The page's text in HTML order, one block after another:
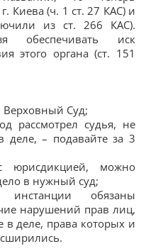
Киева (ч. 1 ст. 27 КАС) и
из ст. 266 КАС).
обеспечивать иск
этого органа (ст. 151
Верховный Суд;
рассмотрел судья, не
– подавайте за 3
можно
в нужный суд;
инстанции обязаны
нарушений прав лиц,
деле, права которых и